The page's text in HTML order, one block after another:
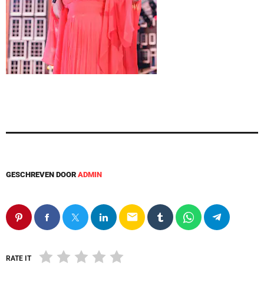
GESCHREVEN DOOR ADMIN
email
RATE IT